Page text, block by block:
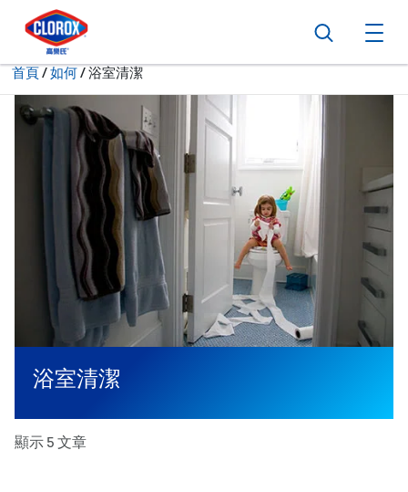
跳到主導航
跳轉至內容
跳到頁尾
搜尋
首頁/如何 現在:
浴室清潔
浴室清潔
顯示 5 文章